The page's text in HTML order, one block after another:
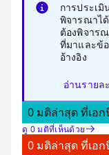
การประเ
พิจารณาได้
ต้องพิจาร
ที่มาและข้
อ้างอิง
อ่านรายล
0 มติล่าสุด ที่เอ
ดู 0 มติที่เห็นด้วย
0 มติล่าสุด ที่เอ